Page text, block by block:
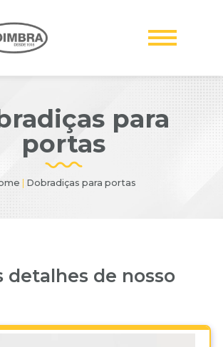
para
portas
Dobradiças para portas
detalhes de nosso